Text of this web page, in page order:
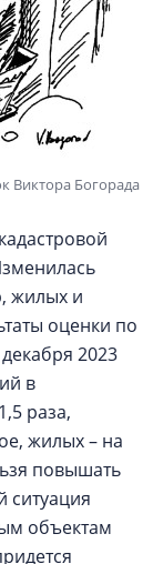
Виктора Богорада
жилых и
оценки по
2023
в
раза,
жилых – на
повышать
ситуация
объектам